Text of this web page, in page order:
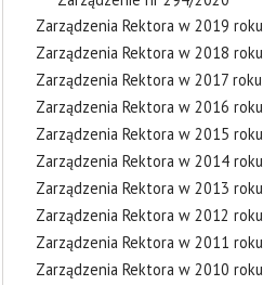
Zarządzenia Rektora w 2019 roku
Zarządzenia Rektora w 2018 roku
Zarządzenia Rektora w 2017 roku
Zarządzenia Rektora w 2016 roku
Zarządzenia Rektora w 2015 roku
Zarządzenia Rektora w 2014 roku
Zarządzenia Rektora w 2013 roku
Zarządzenia Rektora w 2012 roku
Zarządzenia Rektora w 2011 roku
Zarządzenia Rektora w 2010 roku